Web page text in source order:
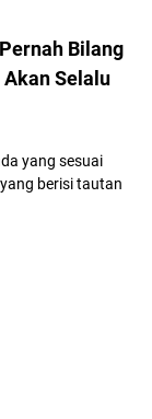
Bilang
Selalu
yang sesuai
berisi tautan